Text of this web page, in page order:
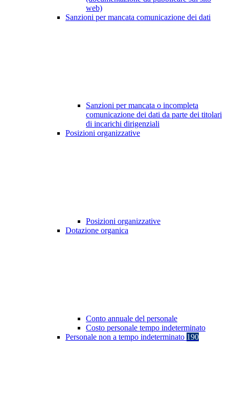
web)
Sanzioni per mancata comunicazione dei dati
Sanzioni per mancata o incompleta
comunicazione dei dati da parte dei titolari
di incarichi dirigenziali
Posizioni organizzative
Posizioni organizzative
Dotazione organica
Conto annuale del personale
Costo personale tempo indeterminato
Personale non a tempo indeterminato 190